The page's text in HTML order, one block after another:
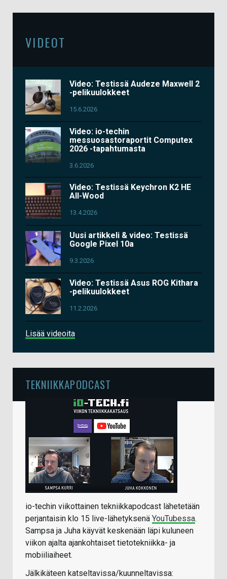
VIDEOT
Video: Testissä Audeze Maxwell 2
-pelikuulokkeet
15.6.2026
Video: io-techin
messuosastoraportit Computex
2026 -tapahtumasta
3.6.2026
Video: Testissä Keychron K2 HE
All-Wood
13.4.2026
Uusi artikkeli & video: Testissä
Google Pixel 10a
9.3.2026
Video: Testissä Asus ROG Kithara
-pelikuulokkeet
11.2.2026
Lisää videoita
TEKNIIKKAPODCAST
io-techin viikottainen tekniikkapodcast lähetetään
perjantaisin klo 15 live-lähetyksenä YouTubessa.
Sampsa ja Juha käyvät keskenään läpi kuluneen
viikon ajalta ajankohtaiset tietotekniikka- ja
mobiiliaiheet.
Jälkikäteen katseltavissa/kuunneltavissa: